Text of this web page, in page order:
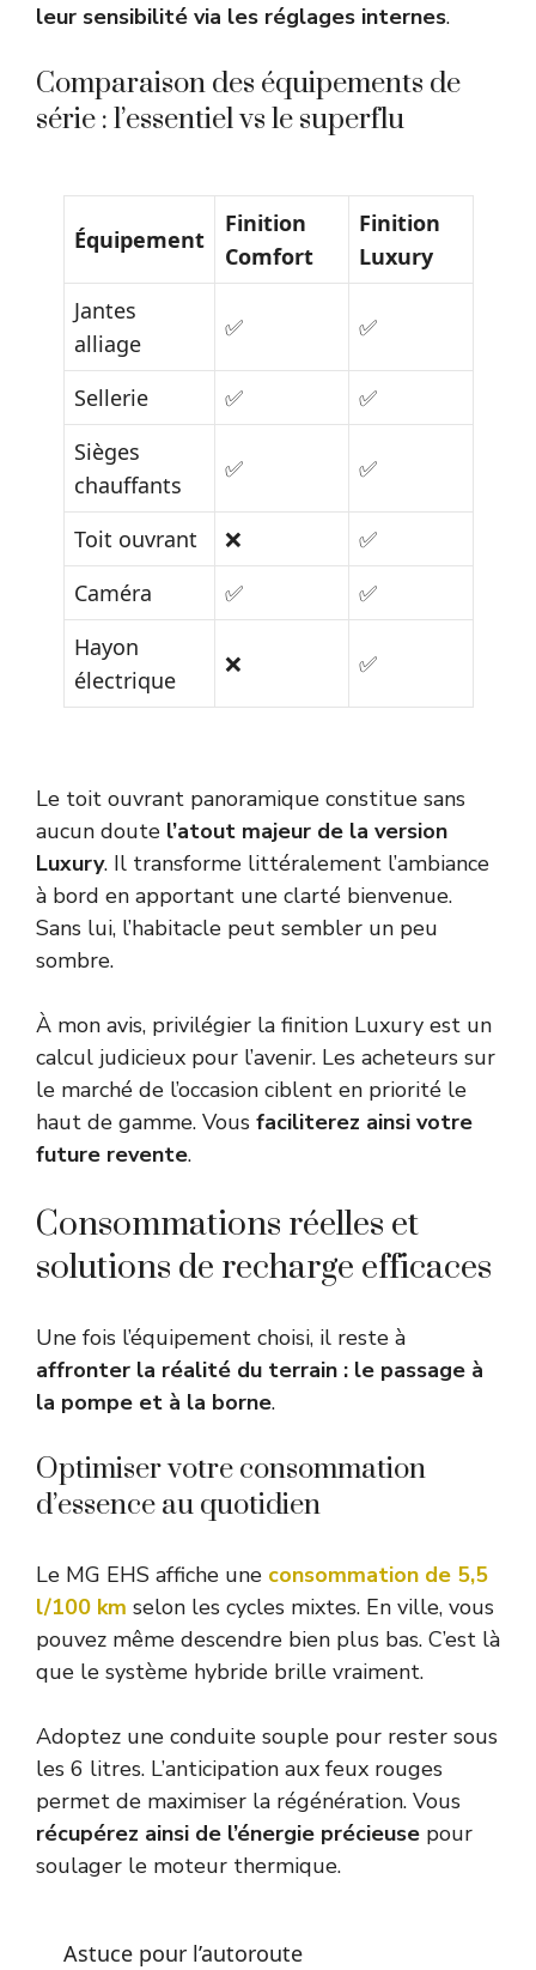
leur sensibilité via les réglages internes.
Comparaison des équipements de
série : l’essentiel vs le superflu
Équipement
Finition
Comfort
Finition
Luxury
Jantes
alliage
✅ ✅
Sellerie ✅
✅
Sièges
chauffants
✅ ✅
Toit ouvrant ❌
✅
Caméra
✅
✅
Hayon
électrique
❌ ✅
Le toit ouvrant panoramique constitue sans
aucun doute l’atout majeur de la version
Luxury. Il transforme littéralement l’ambiance
à bord en apportant une clarté bienvenue.
Sans lui, l’habitacle peut sembler un peu
sombre.
À mon avis, privilégier la finition Luxury est un
calcul judicieux pour l’avenir. Les acheteurs sur
le marché de l’occasion ciblent en priorité le
haut de gamme. Vous faciliterez ainsi votre
future revente.
Consommations réelles et
solutions de recharge efficaces
Une fois l’équipement choisi, il reste à
affronter la réalité du terrain : le passage à
la pompe et à la borne.
Optimiser votre consommation
d’essence au quotidien
Le MG EHS affiche une consommation de 5,5
l/100 km selon les cycles mixtes. En ville, vous
pouvez même descendre bien plus bas. C’est là
que le système hybride brille vraiment.
Adoptez une conduite souple pour rester sous
les 6 litres. L’anticipation aux feux rouges
permet de maximiser la régénération. Vous
récupérez ainsi de l’énergie précieuse pour
soulager le moteur thermique.
Astuce pour l’autoroute